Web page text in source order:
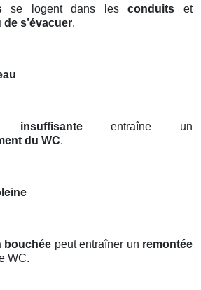
se logent dans lesconduits et
de s’évacuer.
insuffisanteentraîne un
du WC.
bouchée peut entraîner un remontée
WC.